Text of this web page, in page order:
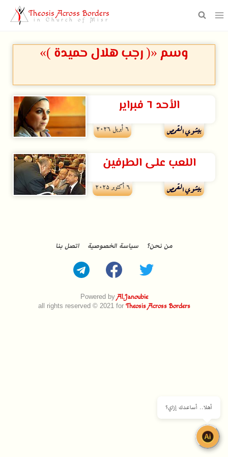
Theosis Across Borders
in Church of Misr
وسم «( رجب هلال حميدة )»
الأحد ٦ فبراير
بيشوي القمص ٦ أبريل ۲۰۲٦
اللعب على الطرفين
بيشوي القمص ٦ أكتوبر ۲۰۲۵
Powered byAl.Janoubie
all rights reserved © 2021 for Theosis Across Borders
من نحن؟ سياسة الخصوصية اتصل بنا
أهلا.. أساعدك إزاي؟